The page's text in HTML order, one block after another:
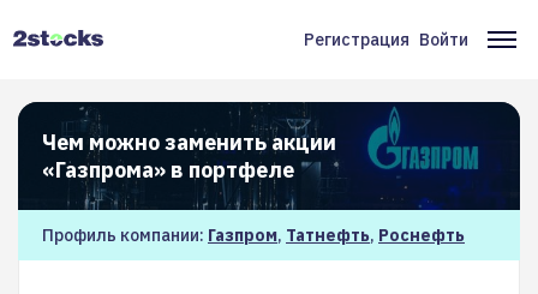
Меню
учётной
записи
пользователя
Регистрация Войти
Чем можно заменить акции
«Газпрома» в портфеле
Профиль компании: Газпром, Татнефть, Роснефть